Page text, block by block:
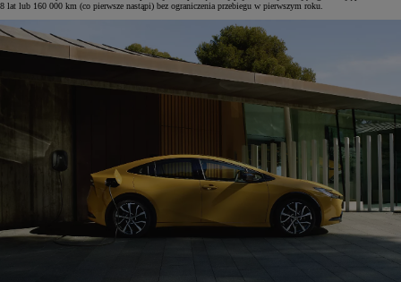
8 lat lub 160 000 km (co pierwsze nastąpi) bez ograniczenia przebiegu w pierwszym roku.